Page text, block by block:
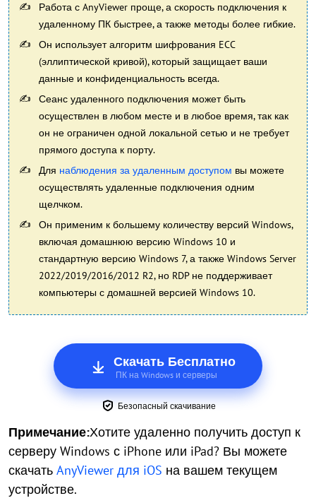
Работа с AnyViewer проще, а скорость подключения к
удаленному ПК быстрее, а также методы более гибкие.
Он использует алгоритм шифрования ECC
(эллиптической кривой), который защищает ваши
данные и конфиденциальность всегда.
Сеанс удаленного подключения может быть
осуществлен в любом месте и в любое время, так как
он не ограничен одной локальной сетью и не требует
прямого доступа к порту.
Для наблюдения за удаленным доступом вы можете
осуществлять удаленные подключения одним
щелчком.
Он применим к большему количеству версий Windows,
включая домашнюю версию Windows 10 и
стандартную версию Windows 7, а также Windows Server
2022/2019/2016/2012 R2, но RDP не поддерживает
компьютеры с домашней версией Windows 10.
Скачать Бесплатно
ПК на Windows и серверы
Безопасный скачивание
Примечание:Хотите удаленно получить доступ к
серверу Windows с iPhone или iPad? Вы можете
скачать AnyViewer для iOS на вашем текущем
устройстве.